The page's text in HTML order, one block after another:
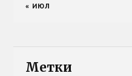
« ИЮЛ
Метки